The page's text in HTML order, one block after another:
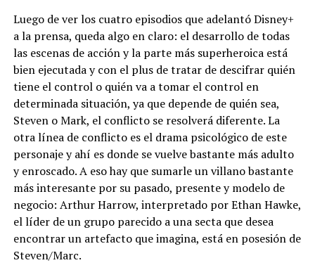
Luego de ver los cuatro episodios que adelantó Disney+
a la prensa, queda algo en claro: el desarrollo de todas
las escenas de acción y la parte más superheroica está
bien ejecutada y con el plus de tratar de descifrar quién
tiene el control o quién va a tomar el control en
determinada situación, ya que depende de quién sea,
Steven o Mark, el conflicto se resolverá diferente. La
otra línea de conflicto es el drama psicológico de este
personaje y ahí es donde se vuelve bastante más adulto
y enroscado. A eso hay que sumarle un villano bastante
más interesante por su pasado, presente y modelo de
negocio: Arthur Harrow, interpretado por Ethan Hawke,
el líder de un grupo parecido a una secta que desea
encontrar un artefacto que imagina, está en posesión de
Steven/Marc.